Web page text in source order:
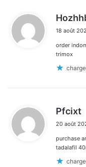
18 août
order
trimox
Pfcixt
t
:
20 août
purchase
tadalafil